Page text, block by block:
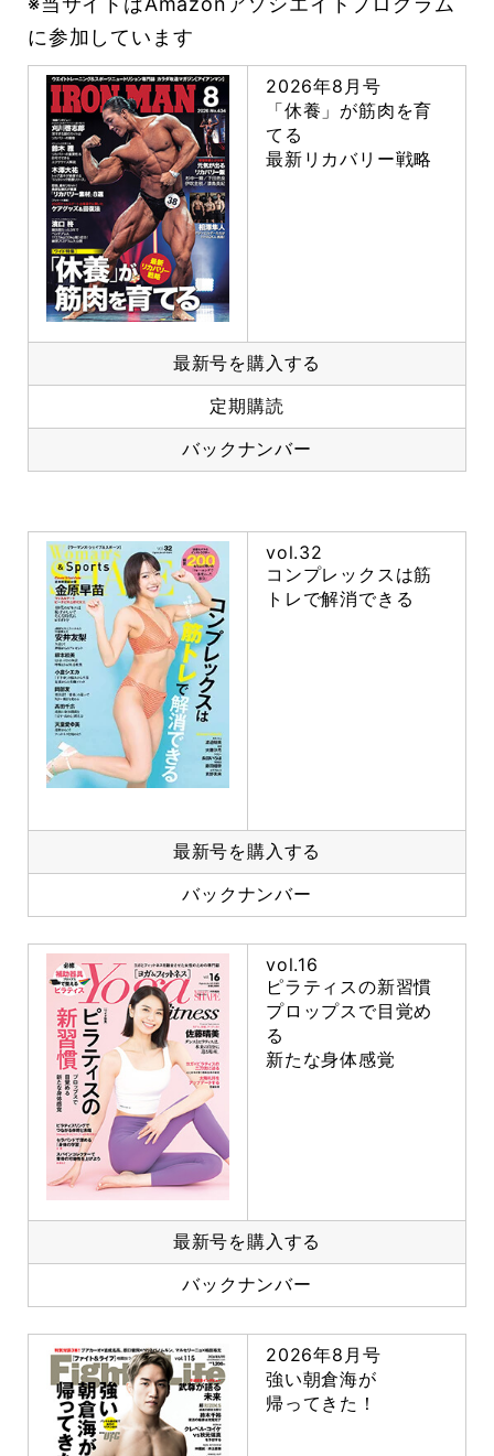
に参加しています
2026年8月号
「休養」が筋肉を育
てる
最新リカバリー戦略
最新号を購入する
定期購読
バックナンバー
vol.32
コンプレックスは筋
トレで解消できる
最新号を購入する
バックナンバー
vol.16
ピラティスの新習慣
プロップスで目覚め
る
新たな身体感覚
最新号を購入する
バックナンバー
2026年8月号
強い朝倉海が
帰ってきた！